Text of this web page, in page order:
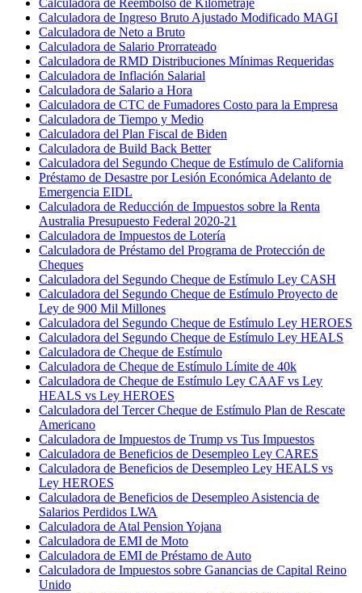
Calculadora de Ingreso Bruto Ajustado Modificado MAGI
Calculadora de Neto a Bruto
Calculadora de Salario Prorrateado
Calculadora de RMD Distribuciones Mínimas Requeridas
Calculadora de Inflación Salarial
Calculadora de Salario a Hora
Calculadora de CTC de Fumadores Costo para la Empresa
Calculadora de Tiempo y Medio
Calculadora del Plan Fiscal de Biden
Calculadora de Build Back Better
Calculadora del Segundo Cheque de Estímulo de California
Préstamo de Desastre por Lesión Económica Adelanto de
Emergencia EIDL
Calculadora de Reducción de Impuestos sobre la Renta
Australia Presupuesto Federal 2020-21
Calculadora de Impuestos de Lotería
Calculadora de Préstamo del Programa de Protección de
Cheques
Calculadora del Segundo Cheque de Estímulo Ley CASH
Calculadora del Segundo Cheque de Estímulo Proyecto de
Ley de 900 Mil Millones
Calculadora del Segundo Cheque de Estímulo Ley HEROES
Calculadora del Segundo Cheque de Estímulo Ley HEALS
Calculadora de Cheque de Estímulo
Calculadora de Cheque de Estímulo Límite de 40k
Calculadora de Cheque de Estímulo Ley CAAF vs Ley
HEALS vs Ley HEROES
Calculadora del Tercer Cheque de Estímulo Plan de Rescate
Americano
Calculadora de Impuestos de Trump vs Tus Impuestos
Calculadora de Beneficios de Desempleo Ley CARES
Calculadora de Beneficios de Desempleo Ley HEALS vs
Ley HEROES
Calculadora de Beneficios de Desempleo Asistencia de
Salarios Perdidos LWA
Calculadora de Atal Pension Yojana
Calculadora de EMI de Moto
Calculadora de EMI de Préstamo de Auto
Calculadora de Impuestos sobre Ganancias de Capital Reino
Unido